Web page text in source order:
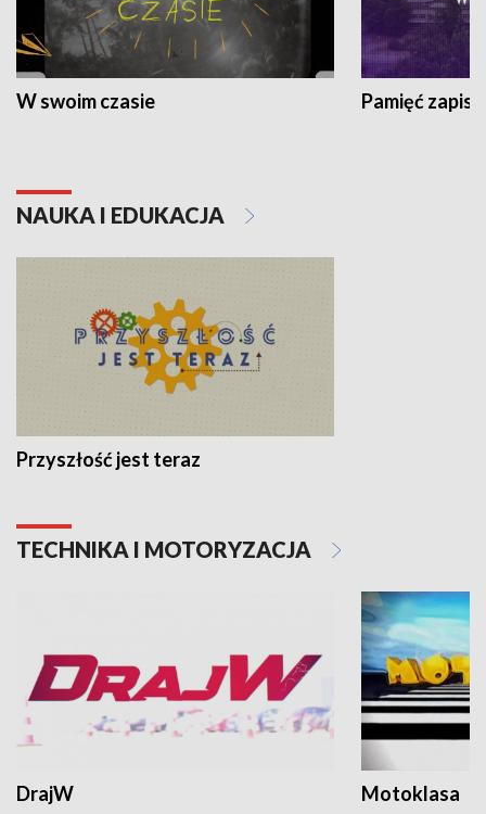
W swoim czasie Pamięć
NAUKA I EDUKACJA
Przyszłość jest teraz
TECHNIKA I MOTORYZACJA
DrajW Motoklasa